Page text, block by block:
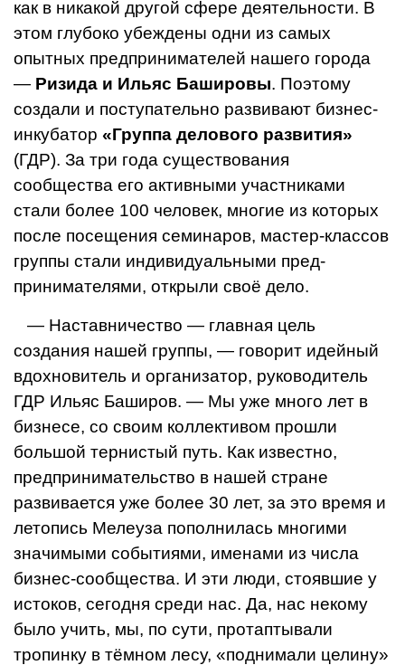
как в никакой другой сфере деятельно­сти. В
этом глубоко убеждены одни из самых
опытных пред­принимателей нашего города
— Ризида и Ильяс Башировы. Поэтому
создали и поступательно развивают бизнес-
инкуба­тор «Группа делового развития»
(ГДР). За три года существо­вания
сообщества его активными участниками
стали более 100 человек, многие из которых
после посещения семина­ров, мастер-классов
группы стали индивидуальными пред­
принимателями, открыли своё дело.
— Наставничество — главная цель
создания нашей группы, — говорит идейный
вдохновитель и организатор, руководи­тель
ГДР Ильяс Баширов. — Мы уже много лет в
бизнесе, со своим коллективом прошли
большой тернистый путь. Как из­вестно,
предпринимательство в нашей стране
развивается уже более 30 лет, за это время и
летопись Мелеуза пополнилась многими
значимыми событиями, именами из числа
бизнес-сообщества. И эти люди, стоявшие у
истоков, сегодня среди нас. Да, нас некому
было учить, мы, по сути, протап­тывали
тропинку в тёмном лесу, «поднимали целину»